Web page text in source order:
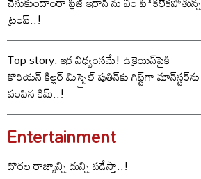
ట్రంప్..!
Top story: ఇక విధ్వంసమే! ఉక్రెయిన్‌పైకి
కొరియన్ కిల్లర్ మిస్సైల్ పుతిన్‌కు గిఫ్ట్‌గా మాన్‌స్టర్‌ను
పంపిన కిమ్..!
Entertainment
దొరల రాజ్యాన్ని దున్ని పడేస్తా..!